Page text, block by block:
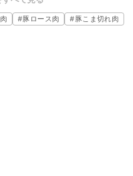
てみてくださいね。
#豚ロース肉 #豚こま切れ肉